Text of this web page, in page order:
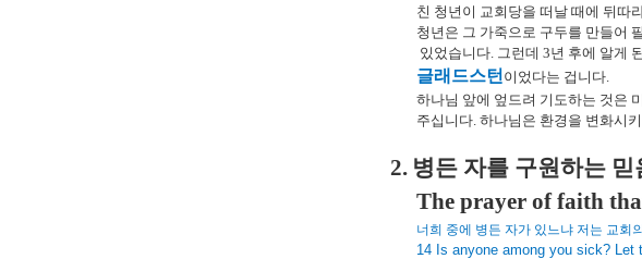
친 청년이 교회당을 떠날 때에 뒤따
청년은 그 가죽으로 구두를 만들어
있었습니다. 그런데 3년 후에 알게
글래드스턴 이었다는 겁니다.
하나님 앞에 엎드려 기도하는 것은
주십니다. 하나님은 환경을 변화시
2. 병든 자를 구원하는 믿
The prayer of faith
너희 중에 병든 자가 있느냐 저는 교회
14 Is anyone among you sick?